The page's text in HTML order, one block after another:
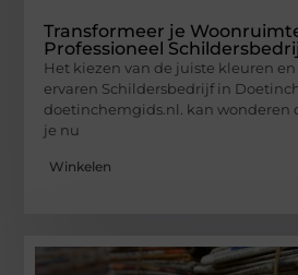
Transformeer je
Professioneel
Het kiezen van de juiste kleuren
ervaren Schildersbedrijf in
doetinchemgids.nl. kan wonderen
je nu
Winkelen